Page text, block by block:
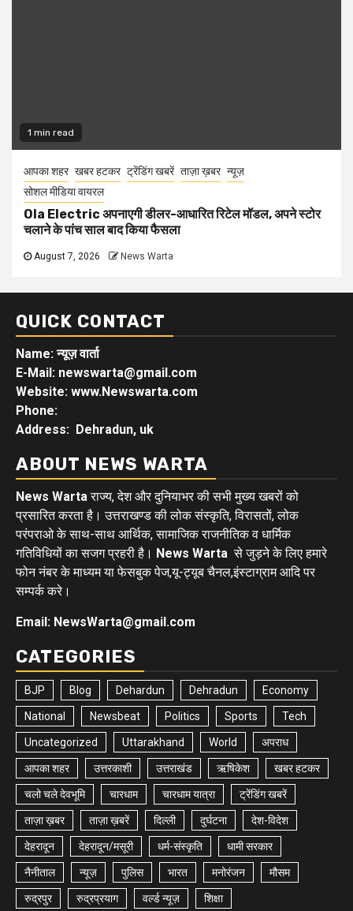
1 min read
आपका शहर खबर हटकर ट्रेंडिंग खबरें ताज़ा ख़बर न्यूज़
सोशल मीडिया वायरल
Ola Electric अपनाएगी डीलर-आधारित रिटेल मॉडल, अपने स्टोर
चलाने के पांच साल बाद किया फैसला
August 7, 2026 News Warta
QUICK CONTACT
Name: न्यूज़ वार्ता
E-Mail: newswarta@gmail.com
Website: www.Newswarta.com
Phone:
Address: Dehradun, uk
ABOUT NEWS WARTA
News Wartaराज्य, देश और दुनियाभर की सभी मुख्य खबरों को
प्रसारित करता है। उत्तराखण्ड की लोक संस्कृति, विरासतों, लोक
परंपराओ के साथ-साथ आर्थिक, सामाजिक राजनीतिक व धार्मिक
गतिविधियों का सजग प्रहरी है। News Warta से जुड़ने के लिए हमारे
फोन नंबर के माध्यम या फेसबुक पेज,यू-ट्यूब चैनल,इंस्टाग्राम आदि पर
सम्पर्क करे।
Email: NewsWarta@gmail.com
CATEGORIES
BJP Blog Dehardun Dehradun Economy
National Newsbeat Politics Sports Tech
Uncategorized Uttarakhand World अपराध
आपका शहर उत्तरकाशी उत्तराखंड ऋषिकेश खबर हटकर
चलो चले देवभूमि चारधाम चारधाम यात्रा ट्रेंडिंग खबरें
ताज़ा ख़बर ताज़ा ख़बरें दिल्ली दुर्घटना देश-विदेश
देहरादून देहरादून/मसूरी धर्म-संस्कृति धामी सरकार
नैनीताल न्यूज़ पुलिस भारत मनोरंजन मौसम
रुद्रपुर रुद्रप्रयाग वर्ल्ड न्यूज़ शिक्षा